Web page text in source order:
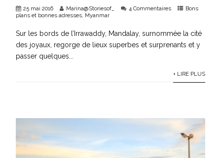
25 mai 2016 Marina@Storiesof_ 4 Commentaires
Bons
plans et bonnes adresses, Myanmar
Sur les bords de l’Irrawaddy, Mandalay, surnommée la cité
des joyaux, regorge de lieux superbes et surprenants et y
passer quelques...
+ LIRE PLUS